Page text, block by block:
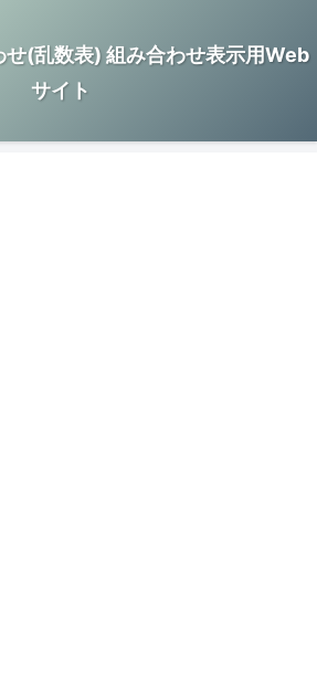
せ(乱数表) 組み合わせ表示用Web
サイト